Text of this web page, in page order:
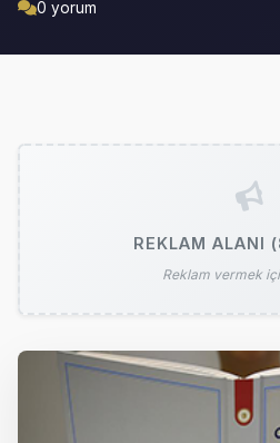
0 yorum
REKLAM ALANI
Reklam vermek